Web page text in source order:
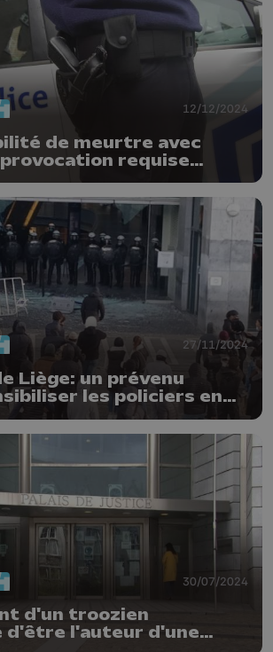
12/12/2024
de meurtre avec
requise
Verniers
27/11/2024
Liège: un prévenu
les policiers en
pavés
30/07/2024
d'un troozien
d'être l'auteur d'une